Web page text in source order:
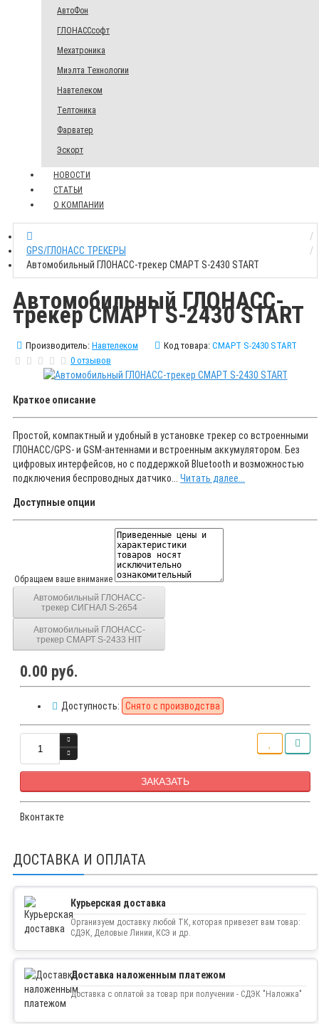
АвтоФон
ГЛОНАССсофт
Мехатроника
Миэлта Технологии
Навтелеком
Телтоника
Фарватер
Эскорт
НОВОСТИ
СТАТЬИ
О КОМПАНИИ
GPS/ГЛОНАСС ТРЕКЕРЫ
Автомобильный ГЛОНАСС-трекер СМАРТ S-2430 START
Автомобильный ГЛОНАСС-
трекер СМАРТ S-2430 START
Производитель: Навтелеком Код товара: СМАРТ S-2430 START
0 отзывов
Краткое описание
Простой, компактный и удобный в установке трекер со встроенными
ГЛОНАСС/GPS- и GSM-антеннами и встроенным аккумулятором. Без
цифровых интерфейсов, но с поддержкой Bluetooth и возможностью
подключения беспроводных датчико... Читать далее...
Доступные опции
Обращаем ваше внимание
Автомобильный ГЛОНАСС-
трекер СИГНАЛ S-2654
Автомобильный ГЛОНАСС-
трекер СМАРТ S-2433 HIT
0.00 руб.
Доступность: Снято с производства
ЗАКАЗАТЬ
Вконтакте
ДОСТАВКА И ОПЛАТА
Курьерская доставка
Организуем доставку любой ТК, которая привезет вам товар:
СДЭК, Деловые Линии, КСЭ и др.
Доставка наложенным платежом
Доставка с оплатой за товар при получении - СДЭК "Наложка"